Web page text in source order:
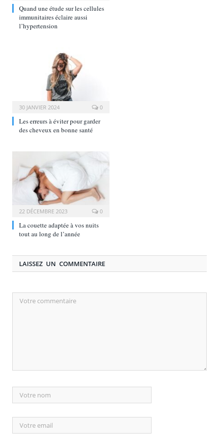
Quand une étude sur les cellules
immunitaires éclaire aussi
l’hypertension
30 JANVIER 2024 0
Les erreurs à éviter pour garder
des cheveux en bonne santé
22 DÉCEMBRE 2023 0
La couette adaptée à vos nuits
tout au long de l’année
LAISSEZ UN COMMENTAIRE